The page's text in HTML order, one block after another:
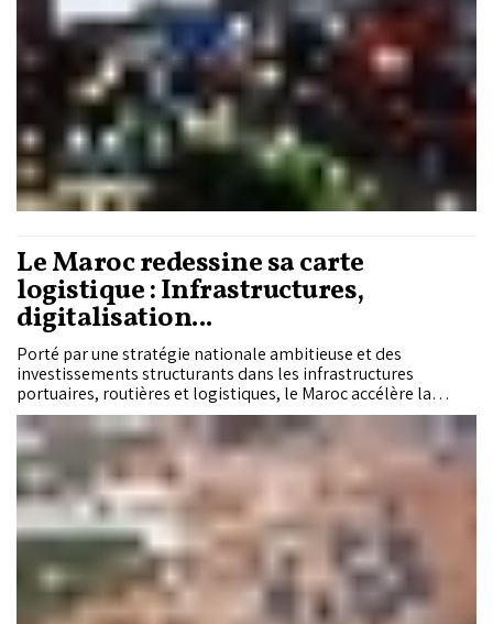
Le Maroc redessine sa carte
logistique : Infrastructures,
digitalisation...
Porté par une stratégie nationale ambitieuse et des
investissements structurants dans les infrastructures
portuaires, routières et logistiques, le Maroc accélère la
transformation de son système logistique à travers le
développement des plateformes intégrées, la digitalisation
des opérations, l’optimisation des flux et l’émergence d’une
supply chain plus intelligente et connectée. Cette dynamique
ouvre de nouvelles perspectives de performance en matière
de compétitivité, de réduction des coûts, de fluidité des
échanges et d’attractivité industrielle. Mais elle reste
confrontée à plusieurs défis structurels, liés notamment à la
fragmentation du secteur, aux besoins en compétences, à la
transition énergétique, à la cybersécurité et aux exigences
croissantes de durabilité.